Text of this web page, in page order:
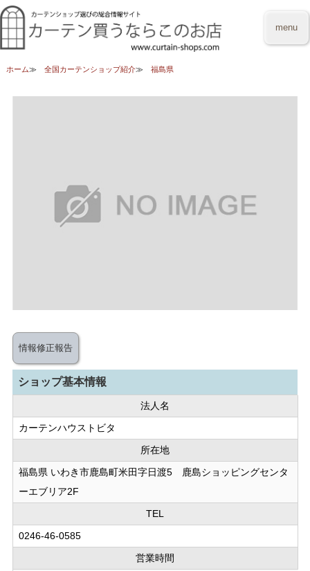
menu
ホーム 全国カーテンショップ紹介 福島県
情報修正報告
ショップ基本情報
法人名
カーテンハウストビタ
所在地
福島県 いわき市鹿島町米田字日渡5 鹿島ショッピングセンタ
ーエブリア2F
TEL
0246-46-0585
営業時間